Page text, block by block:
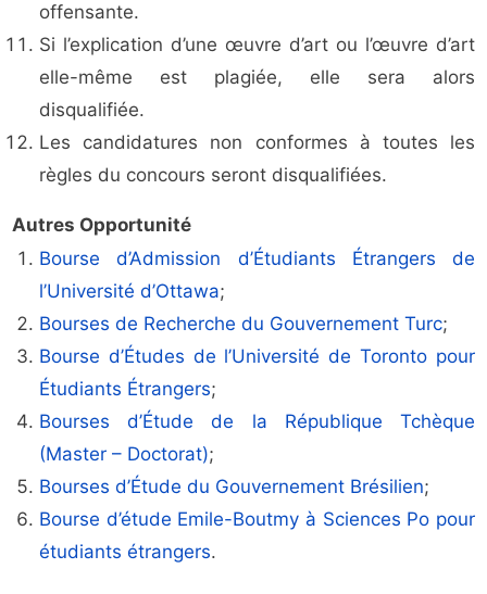
offensante.
Si l’explication d’une œuvre d’art ou l’œuvre d’art
elle-même est plagiée, elle sera alors
disqualifiée.
Les candidatures non conformes à toutes les
règles du concours seront disqualifiées.
Autres Opportunité
Bourse d’Admission d’Étudiants Étrangers de
l’Université d’Ottawa;
Bourses de Recherche du Gouvernement Turc;
Bourse d’Études de l’Université de Toronto pour
Étudiants Étrangers;
Bourses d’Étude de la République Tchèque
(Master – Doctorat);
Bourses d’Étude du Gouvernement Brésilien;
Bourse d’étude Emile-Boutmy à Sciences Po pour
étudiants étrangers.